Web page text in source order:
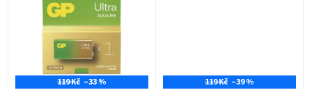
119 Kč –33 % 119 Kč –39 %